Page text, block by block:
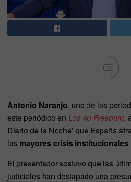
Ad
Antonio Naranjo, uno de los
este periódico en Los 40 Freedom,
Diario de la Noche’ que España
las mayores crisis
El presentador sostuvo que las
judiciales han destapado una